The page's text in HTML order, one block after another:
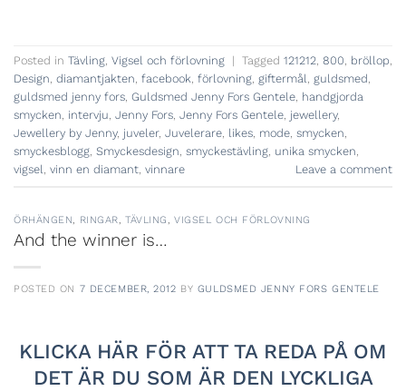
Posted in Tävling, Vigsel och förlovning | Tagged 121212, 800, bröllop,
Design, diamantjakten, facebook, förlovning, giftermål, guldsmed,
guldsmed jenny fors, Guldsmed Jenny Fors Gentele, handgjorda
smycken, intervju, Jenny Fors, Jenny Fors Gentele, jewellery,
Jewellery by Jenny, juveler, Juvelerare, likes, mode, smycken,
smyckesblogg, Smyckesdesign, smyckestävling, unika smycken,
vigsel, vinn en diamant, vinnare Leave a comment
ÖRHÄNGEN, RINGAR,TÄVLING,VIGSEL OCH FÖRLOVNING
And the winner is…
POSTED ON 7 DECEMBER, 2012 BY GULDSMED JENNY FORS GENTELE
KLICKA HÄR FÖR ATT TA REDA PÅ OM
DET ÄR DU SOM ÄR DEN LYCKLIGA